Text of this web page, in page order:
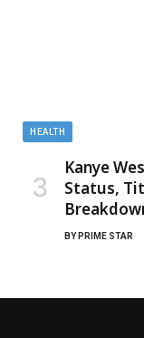
HEALTH
Kanye
Status,
BY PRIME STAR